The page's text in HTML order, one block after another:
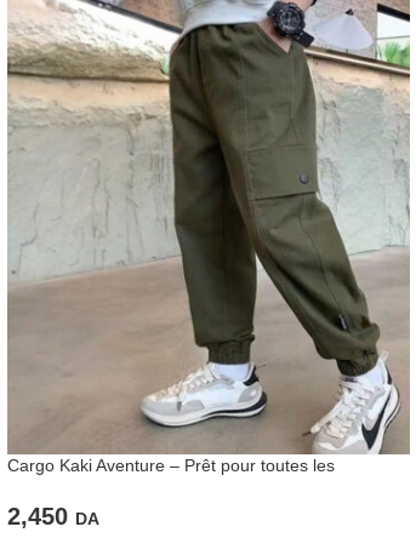
Cargo Kaki Aventure – Prêt pour toutes les
2,450 DA